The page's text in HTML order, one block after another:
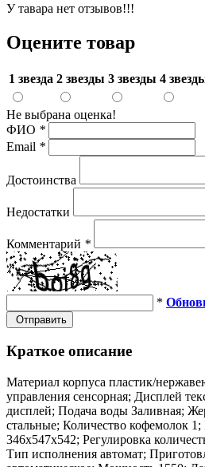
У тавара нет отзывов!!!
Оцените товар
1 звезда 2 звезды 3 звезды 4
Не выбрана оценка!
ФИО *
Email *
Достоинства
Недостатки
Комментарий *
*
Отправить
Краткое описание
Материал корпуса пластик/
управления сенсорная; Дисплей
дисплей; Подача воды Заливная;
стальные; Количество кофемолок
346х547х542; Регулировка
Тип исполнения автомат;